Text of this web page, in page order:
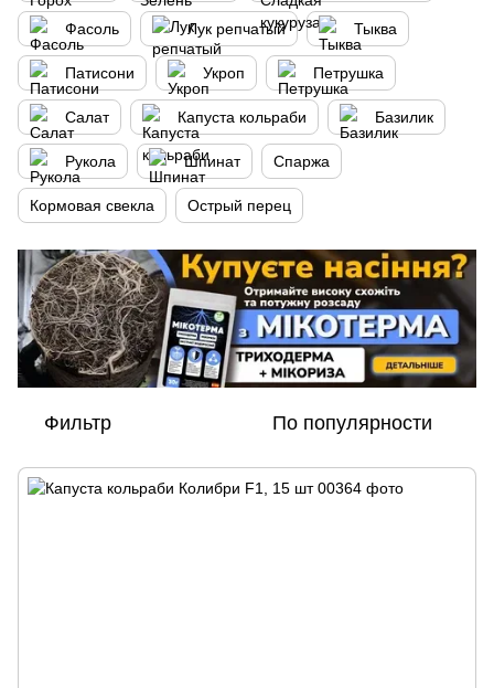
Фасоль Лук репчатый Тыква
Патисони Укроп Петрушка
Салат Капуста кольраби Базилик
Рукола Шпинат Спаржа
Кормовая свекла Острый перец
Фильтр По популярности